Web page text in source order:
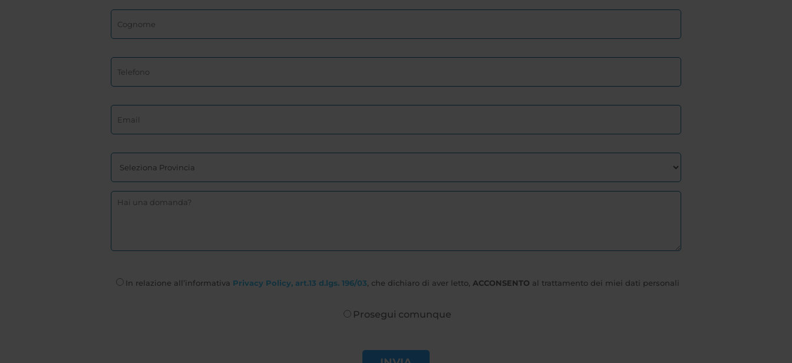
In relazione all’informativa Privacy Policy, art.13 d.lgs. 196/03 , che dichiaro di aver letto, ACCONSENTO al trattamento dei miei dati personali
Prosegui comunque